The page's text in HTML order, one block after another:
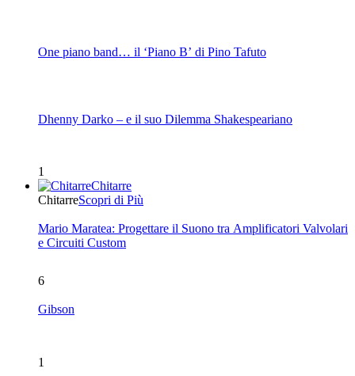
One piano band… il ‘Piano B’ di Pino Tafuto
Dhenny Darko – e il suo Dilemma Shakespeariano
1
Chitarre
ChitarreScopri di Più
Mario Maratea: Progettare il Suono tra Amplificatori Valvolari
e Circuiti Custom
6
Gibson
1